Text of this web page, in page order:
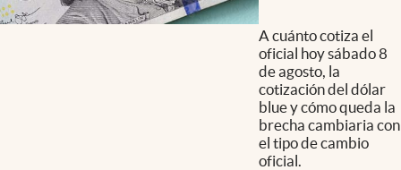
A cuánto cotiza el
oficial hoy sábado 8
de agosto, la
cotización del dólar
blue y cómo queda la
brecha cambiaria con
el tipo de cambio
oficial.